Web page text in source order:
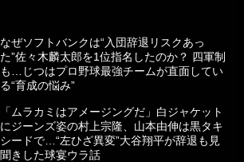
なぜソフトバンクは“入団辞退リスクあっ
た”佐々木麟太郎を1位指名したのか？ 四軍制
も…じつはプロ野球最強チームが直面してい
る“育成の悩み”
「ムラカミはアメージングだ」白ジャケット
にジーンズ姿の村上宗隆、山本由伸は黒タキ
シードで…“左ひざ異変”大谷翔平が辞退も見
聞きした球宴ウラ話